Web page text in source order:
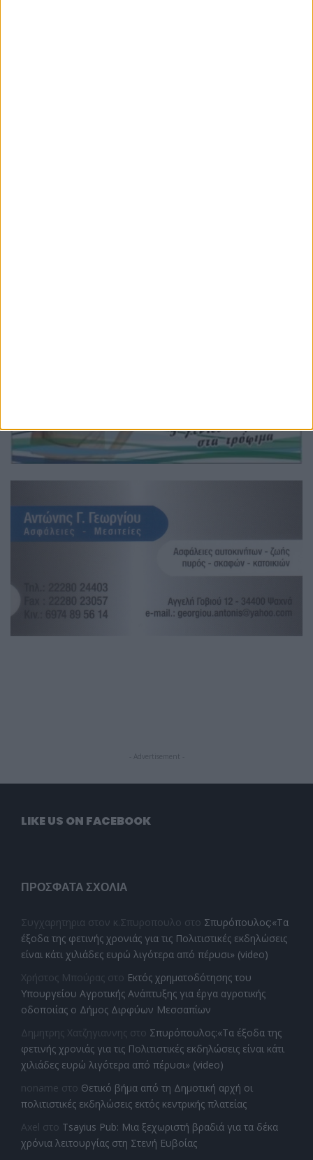
- Advertisement -
LIKE US ON FACEBOOK
ΠΡΌΣΦΑΤΑ ΣΧΌΛΙΑ
Συγχαρητηρια στον κ.Σπυροπουλο στο Σπυρόπουλος:«Τα
έξοδα της φετινής χρονιάς για τις Πολιτιστικές εκδηλώσεις
είναι κάτι χιλιάδες ευρώ λιγότερα από πέρυσι» (video)
Χρήστος Μπούρας στο Εκτός χρηματοδότησης του
Υπουργείου Αγροτικής Ανάπτυξης για έργα αγροτικής
οδοποιίας ο Δήμος Διρφύων Μεσσαπίων
Δημητρης Χατζηγιαννης στο Σπυρόπουλος:«Τα έξοδα της
φετινής χρονιάς για τις Πολιτιστικές εκδηλώσεις είναι κάτι
χιλιάδες ευρώ λιγότερα από πέρυσι» (video)
noname στο Θετικό βήμα από τη Δημοτική αρχή οι
πολιτιστικές εκδηλώσεις εκτός κεντρικής πλατείας
Axel στο Tsayius Pub: Μια ξεχωριστή βραδιά για τα δέκα
χρόνια λειτουργίας στη Στενή Ευβοίας